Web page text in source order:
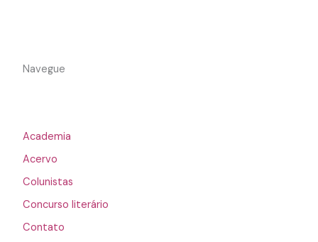
Navegue
Academia
Acervo
Colunistas
Concurso literário
Contato